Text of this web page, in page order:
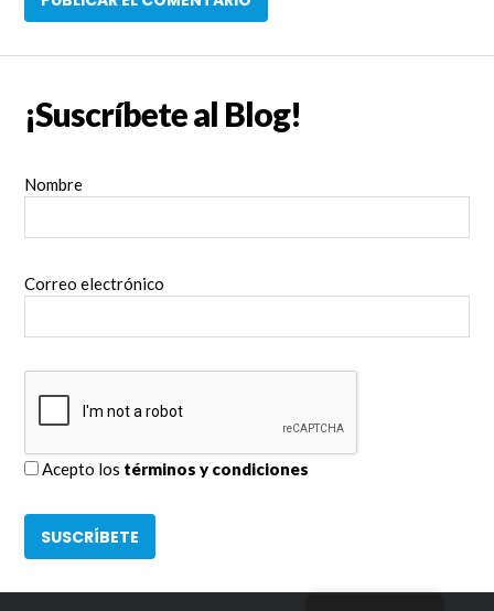
¡Suscríbete al Blog!
Nombre
Correo electrónico
Acepto los términos y condiciones